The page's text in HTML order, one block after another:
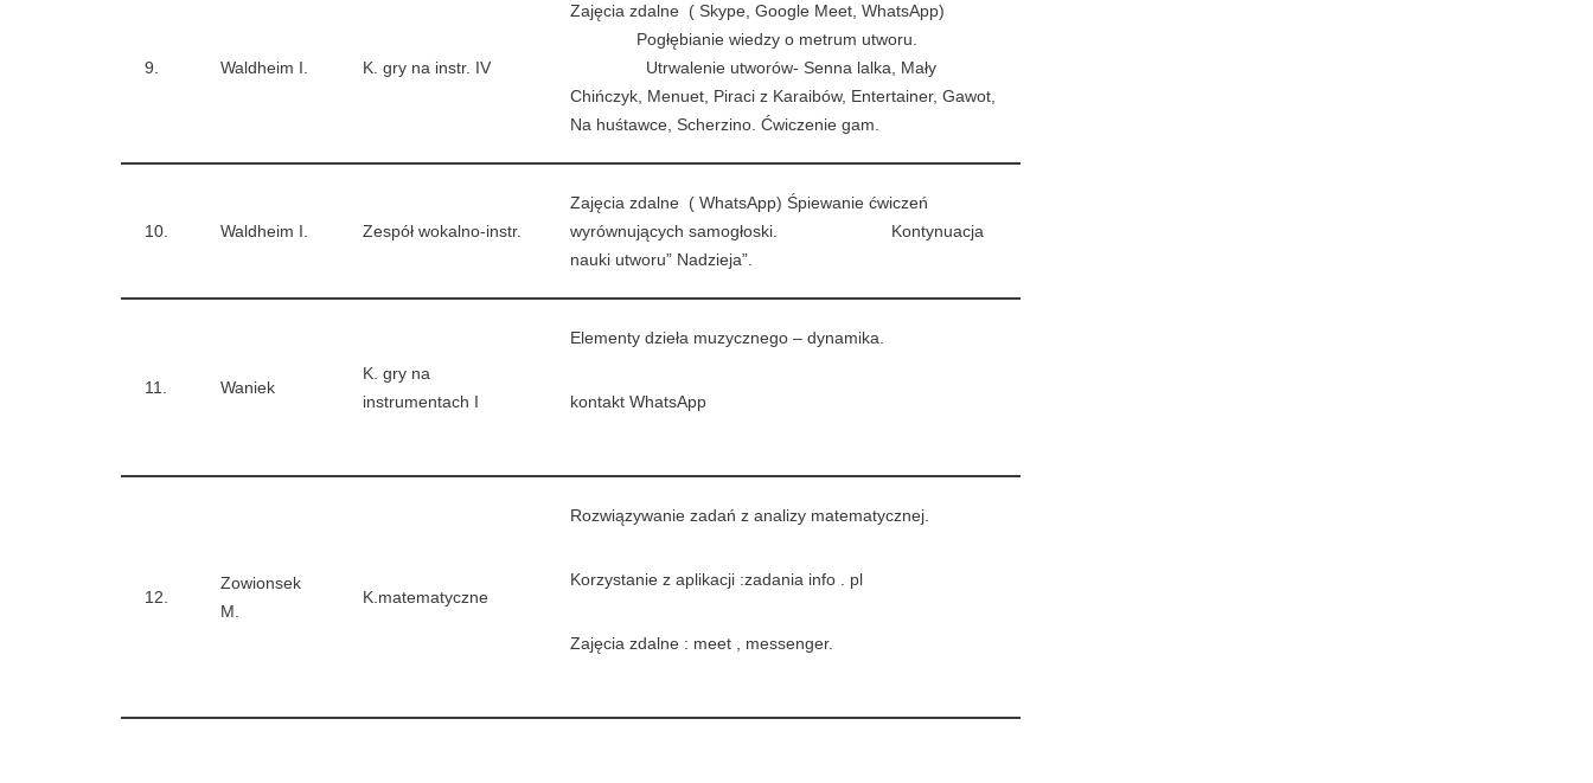
9. Waldheim I. K. gry na instr. IV
Zajęcia zdalne ( Skype, Google Meet, WhatsApp)
Pogłębianie wiedzy o metrum utworu.
Utrwalenie utworów- Senna lalka, Mały
Chińczyk, Menuet, Piraci z Karaibów, Entertainer, Gawot,
Na huśtawce, Scherzino. Ćwiczenie gam.
10. Waldheim I. Zespół wokalno-instr.
Zajęcia zdalne ( WhatsApp) Śpiewanie ćwiczeń
wyrównujących samogłoski. Kontynuacja
nauki utworu” Nadzieja”.
11. Waniek
K. gry na
instrumentach I
Elementy dzieła muzycznego – dynamika.
kontakt WhatsApp
12.
Zowionsek
M.
K.matematyczne
Rozwiązywanie zadań z analizy matematycznej.
Korzystanie z aplikacji :zadania info . pl
Zajęcia zdalne : meet , messenger.